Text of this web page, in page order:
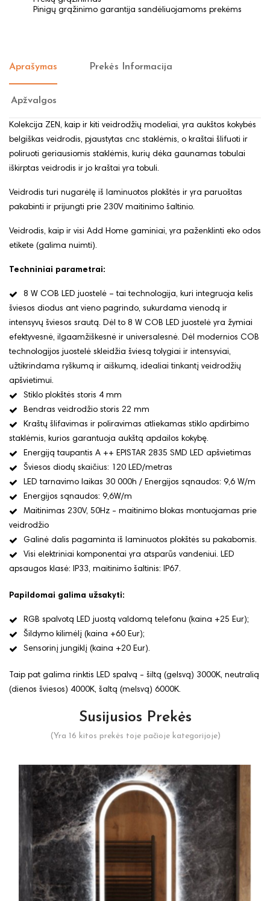
Pinigų grąžinimo garantija sandėliuojamoms prekėms
Aprašymas Prekės Informacija
Apžvalgos
Kolekcija ZEN, kaip ir kiti veidrodžių modeliai, yra aukštos kokybės
belgiškas veidrodis, pjaustytas cnc staklėmis, o kraštai šlifuoti ir
poliruoti geriausiomis staklėmis, kurių dėka gaunamas tobulai
iškirptas veidrodis ir jo kraštai yra tobuli.
Veidrodis turi nugarėlę iš laminuotos plokštės ir yra paruoštas
pakabinti ir prijungti prie 230V maitinimo šaltinio.
Veidrodis, kaip ir visi Add Home gaminiai, yra paženklinti eko odos
etikete (galima nuimti).
Techniniai parametrai:
8 W COB LED juostelė – tai technologija, kuri integruoja kelis
šviesos diodus ant vieno pagrindo, sukurdama vienodą ir
intensyvų šviesos srautą. Dėl to 8 W COB LED juostelė yra žymiai
efektyvesnė, ilgaamžiškesnė ir universalesnė. Dėl modernios COB
technologijos juostelė skleidžia šviesą tolygiai ir intensyviai,
užtikrindama ryškumą ir aiškumą, idealiai tinkantį veidrodžių
apšvietimui.
Stiklo plokštės storis 4 mm
Bendras veidrodžio storis 22 mm
Kraštų šlifavimas ir poliravimas atliekamas stiklo apdirbimo
staklėmis, kurios garantuoja aukštą apdailos kokybę.
Energiją taupantis A ++ EPISTAR 2835 SMD LED apšvietimas
Šviesos diodų skaičius: 120 LED/metras
LED tarnavimo laikas 30 000h / Energijos sąnaudos: 9,6 W/m
Energijos sąnaudos: 9,6W/m
Maitinimas 230V, 50Hz - maitinimo blokas montuojamas prie
veidrodžio
Galinė dalis pagaminta iš laminuotos plokštės su pakabomis.
Visi elektriniai komponentai yra atsparūs vandeniui. LED
apsaugos klasė: IP33, maitinimo šaltinis: IP67.
Papildomai galima užsakyti:
RGB spalvotą LED juostą valdomą telefonu (kaina +25 Eur);
Šildymo kilimėlį (kaina +60 Eur);
Sensorinį jungiklį (kaina +20 Eur).
Taip pat galima rinktis LED spalvą - šiltą (gelsvą) 3000K, neutralią
(dienos šviesos) 4000K, šaltą (melsvą) 6000K.
Susijusios Prekės
(Yra 16 kitos prekės toje pačioje kategorijoje)